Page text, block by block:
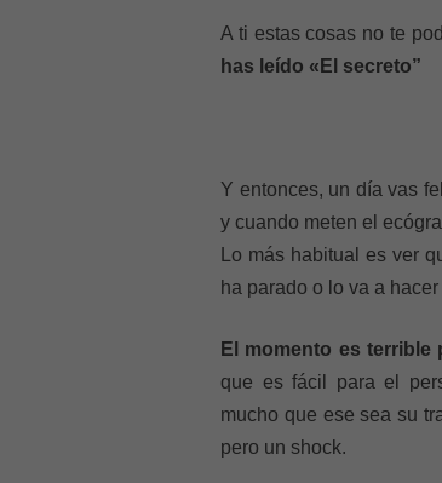
A ti estas cosas no te
has leído «El secreto”
Y entonces, un día vas
y cuando meten el
Lo más habitual es ver
ha parado o lo va a
El momento es terrible
que es fácil para el
mucho que ese sea su
pero un shock.